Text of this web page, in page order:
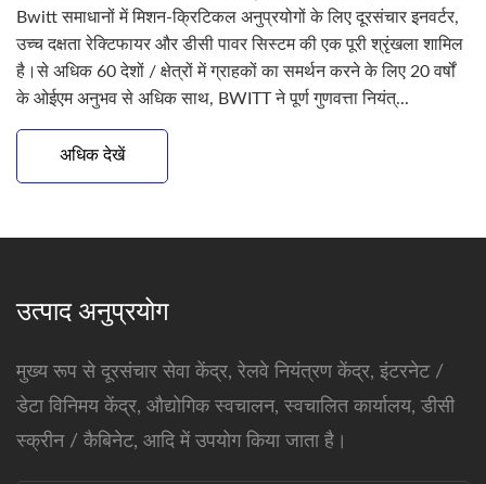
Bwitt समाधानों में मिशन-क्रिटिकल अनुप्रयोगों के लिए दूरसंचार इनवर्टर,
उच्च दक्षता रेक्टिफायर और डीसी पावर सिस्टम की एक पूरी श्रृंखला शामिल
है।से अधिक 60 देशों / क्षेत्रों में ग्राहकों का समर्थन करने के लिए 20 वर्षों
के ओईएम अनुभव से अधिक साथ, BWITT ने पूर्ण गुणवत्ता नियंत्...
अधिक देखें
उत्पाद अनुप्रयोग
मुख्य रूप से दूरसंचार सेवा केंद्र, रेलवे नियंत्रण केंद्र, इंटरनेट /
डेटा विनिमय केंद्र, औद्योगिक स्वचालन, स्वचालित कार्यालय, डीसी
स्क्रीन / कैबिनेट, आदि में उपयोग किया जाता है।